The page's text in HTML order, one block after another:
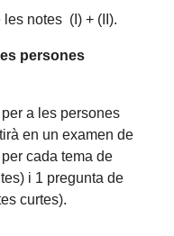
les notes (I) + (II).
persones
a les persones
en un examen de
cada tema de
i 1 pregunta de
curtes).